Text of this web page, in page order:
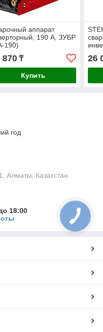
аппарат
190 А, ЗУБР
190)
870₸
Купить
26
год
Алматы, Казахстан
18:00